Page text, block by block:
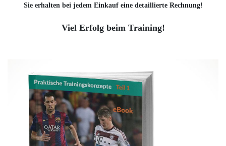
Sie erhalten bei jedem Einkauf eine detaillierte Rechnung!
Viel Erfolg beim Training!